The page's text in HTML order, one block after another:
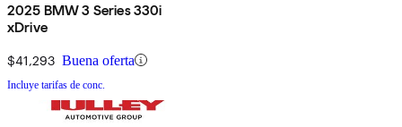
2025 BMW 3 Series 330i
xDrive
$41,293 Buena oferta
Incluye tarifas de conc.